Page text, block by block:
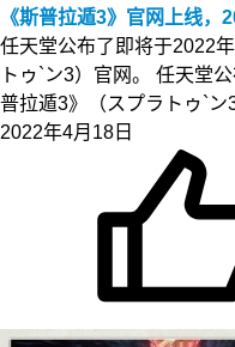
《斯普拉遁3》官网上线，
任天堂公布了即将于2022
トゥ`ン3）官网。 任天堂
普拉遁3》（スプラトゥ`
2022年4月18日